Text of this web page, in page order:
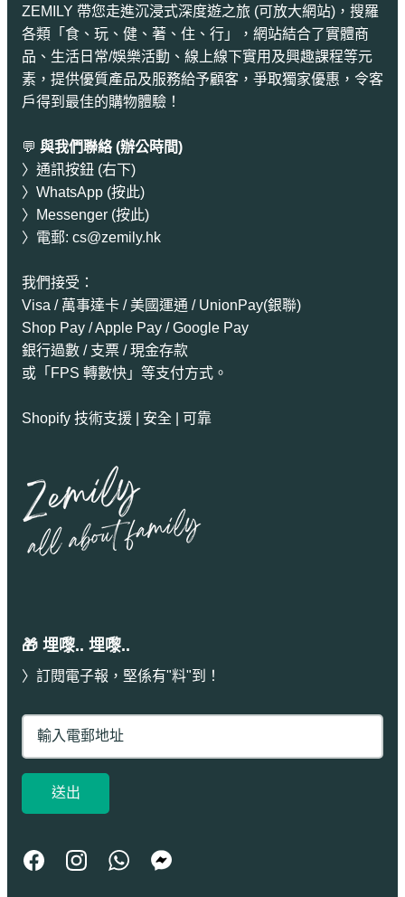
ZEMILY 帶您走進沉浸式深度遊之旅 (可放大網站)，搜羅
各類「食、玩、健、著、住、行」，網站結合了實體商
品、生活日常/娛樂活動、線上線下實用及興趣課程等元
素，提供優質產品及服務給予顧客，爭取獨家優惠，令客
戶得到最佳的購物體驗！
💬 與我們聯絡 (辦公時間)
〉通訊按鈕 (右下)
〉 WhatsApp (按此)
〉
Messenger (按此)
〉電郵: cs@zemily.hk
我們接受：
Visa / 萬事達卡 / 美國運通 / UnionPay(銀聯)
Shop Pay / Apple Pay / Google Pay
銀行過數 / 支票 / 現金存款
或「FPS 轉數快」等支付方式。
Shopify 技術支援 | 安全 | 可靠
🎁 埋嚟.. 埋嚟..
〉訂閱電子報，堅係有"料"到！
送出